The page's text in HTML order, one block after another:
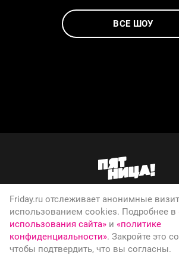
ВСЕ ШОУ
О телеканале
Вакансии
Правовая информация
Friday.ru отслеживает анонимные
использованием cookies. Подробнее в
использования сайта» и «политике
конфиденциальности». Закройте это
чтобы подтвердить, что вы согласны.